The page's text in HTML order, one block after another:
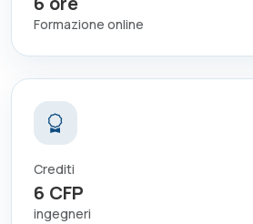
Formazione online
Crediti
6 CFP
ingegneri